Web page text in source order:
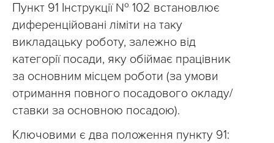
Пункт 91 Інструкції № 102 встановлює
диференційовані ліміти на таку
викладацьку роботу, залежно від
категорії посади, яку обіймає працівник
за основним місцем роботи (за умови
отримання повного посадового окладу/
ставки за основною посадою).
Ключовими є два положення пункту 91: